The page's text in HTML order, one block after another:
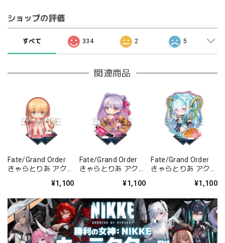
ショップの評価
すべて 334 2 5
関連商品
Fate/Grand Order
きゃらとりあ アクリ
¥1,100
Fate/Grand Order
きゃらとりあ アクリ
ー/パッションリッ
¥1,100
Fate/Grand Order
きゃらとりあ アクリ
ー/ラーヴァ/ティア
¥1,100